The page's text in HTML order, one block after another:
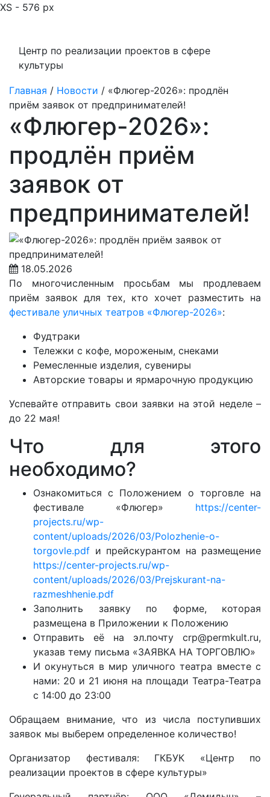
XS - 576 px
Центр по реализации проектов в сфере
культуры
Главная / Новости / «Флюгер-2026»: продлён
приём заявок от предпринимателей!
«Флюгер-2026»:
продлён приём
заявок от
предпринимателей!
18.05.2026
По многочисленным просьбам мы продлеваем
приём заявок для тех, кто хочет разместить на
фестивале уличных театров «Флюгер-2026»:
Фудтраки
Тележки с кофе, мороженым, снеками
Ремесленные изделия, сувениры
Авторские товары и ярмарочную продукцию
Успевайте отправить свои заявки на этой неделе –
до 22 мая!
Что для этого
необходимо?
Ознакомиться с Положением о торговле на
фестивале «Флюгер» https://center-
projects.ru/wp-
content/uploads/2026/03/Polozhenie-o-
torgovle.pdf и прейскурантом на размещение
https://center-projects.ru/wp-
content/uploads/2026/03/Prejskurant-na-
razmeshhenie.pdf
Заполнить заявку по форме, которая
размещена в Приложении к Положению
Отправить её на эл.почту crp@permkult.ru,
указав тему письма «ЗАЯВКА НА ТОРГОВЛЮ»
И окунуться в мир уличного театра вместе с
нами: 20 и 21 июня на площади Театра-Театра
с 14:00 до 23:00
Обращаем внимание, что из числа поступивших
заявок мы выберем определенное количество!
Организатор фестиваля: ГКБУК «Центр по
реализации проектов в сфере культуры»